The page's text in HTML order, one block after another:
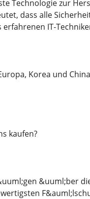
Technologie zur
dass alle
IT-
Korea und
kaufen?
&uuml;ber